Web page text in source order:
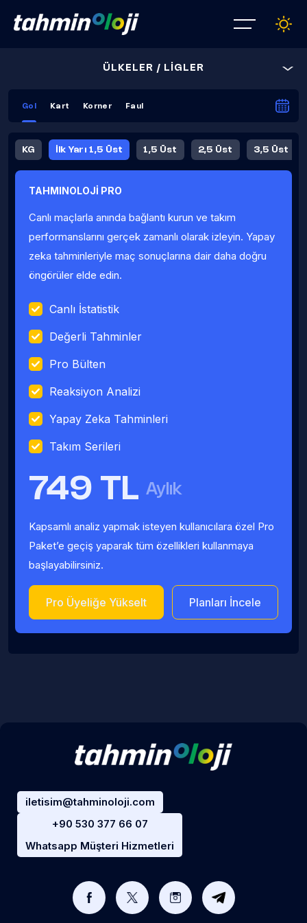
ÜLKELER / LİGLER
Gol Kart Korner Faul
KG İlk Yarı 1,5 Üst 1,5 Üst 2,5 Üst 3,5 Üst
Fauller Ortalama
TAHMINOLOJİ PRO
Canlı maçlarla anında bağlantı kurun ve takım
performanslarını gerçek zamanlı olarak izleyin. Yapay
zeka tahminleriyle maç sonuçlarına dair daha doğru
öngörüler elde edin.
Canlı İstatistik
Değerli Tahminler
Pro Bülten
Reaksiyon Analizi
Yapay Zeka Tahminleri
Takım Serileri
749 TL Aylık
Kapsamlı analiz yapmak isteyen kullanıcılara özel Pro
Paket’e geçiş yaparak tüm özellikleri kullanmaya
başlayabilirsiniz.
Pro Üyeliğe Yükselt Planları İncele
iletisim@tahminoloji.com
+90 530 377 66 07
Whatsapp Müşteri Hizmetleri